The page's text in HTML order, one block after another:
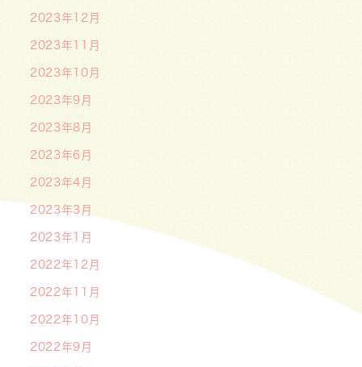
2023年12月
2023年11月
2023年10月
2023年9月
2023年8月
2023年6月
2023年4月
2023年3月
2023年1月
2022年12月
2022年11月
2022年10月
2022年9月